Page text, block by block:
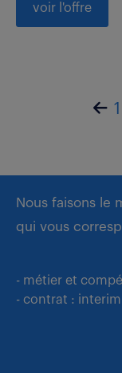
voir l'offre
1
Nous faisons le
qui vous
- métier et
- contrat : interim